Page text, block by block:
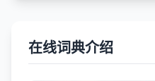
在线词典介绍